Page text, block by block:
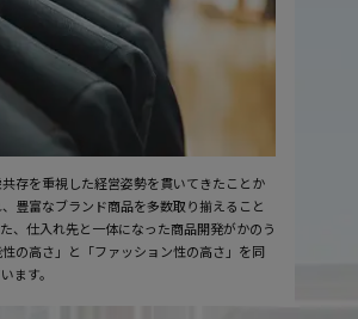
存を重視した経営姿勢を貫いてきたことか
豊富なブランド商品を多数取り揃えること
、仕入れ先と一体になった商品開発がかのう
の高さ」と「ファッション性の高さ」を同
ます。